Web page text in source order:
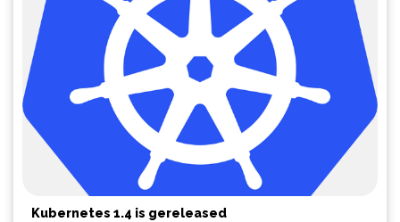
Kubernetes 1.4 is gereleased